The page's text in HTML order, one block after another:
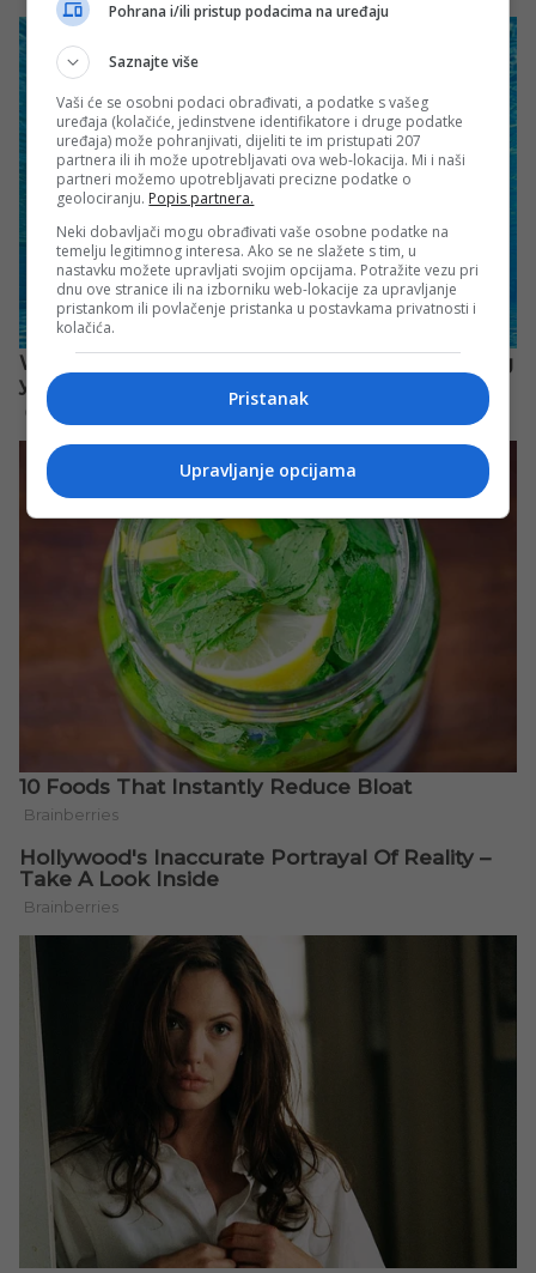
Pohrana i/ili pristup podacima na uređaju
Saznajte više
Vaši će se osobni podaci obrađivati, a podatke s vašeg
uređaja (kolačiće, jedinstvene identifikatore i druge podatke
uređaja) može pohranjivati, dijeliti te im pristupati 207
partnera ili ih može upotrebljavati ova web-lokacija. Mi i naši
partneri možemo upotrebljavati precizne podatke o
geolociranju. Popis partnera.
Neki dobavljači mogu obrađivati vaše osobne podatke na
temelju legitimnog interesa. Ako se ne slažete s tim, u
nastavku možete upravljati svojim opcijama. Potražite vezu pri
dnu ove stranice ili na izborniku web-lokacije za upravljanje
pristankom ili povlačenje pristanka u postavkama privatnosti i
kolačića.
Pristanak
Upravljanje opcijama